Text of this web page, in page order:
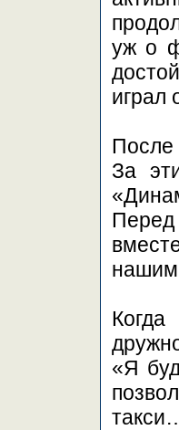
уж о
играл
После
За
нашим
«Я